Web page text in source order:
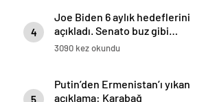
4
Joe Biden 6 aylık hedeflerini
açıkladı. Senato buz gibi…
3090 kez okundu
5
Putin’den Ermenistan’ı yıkan
açıklama: Karabağ